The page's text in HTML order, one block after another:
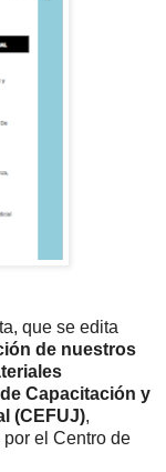
que se edita
de nuestros
Capacitación y
(CEFUJ),
el Centro de